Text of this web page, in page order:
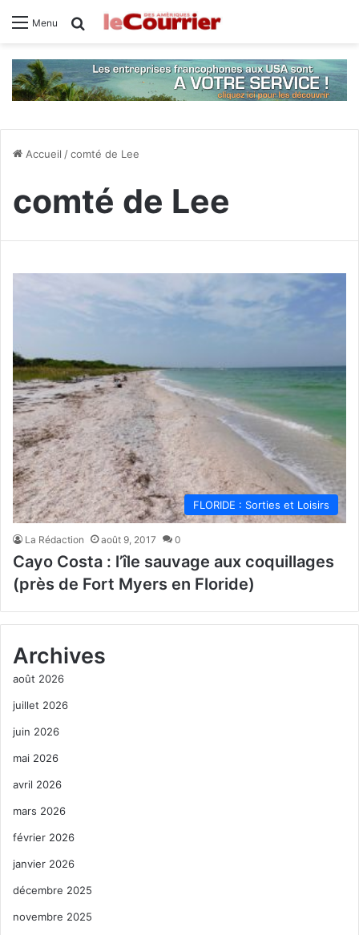
Menu Rechercher
Accueil /comté de Lee
comté de Lee
FLORIDE : Sorties et Loisirs
La Rédaction août 9, 2017 0
Cayo Costa : l’île sauvage aux coquillages
(près de Fort Myers en Floride)
Archives
août 2026
juillet 2026
juin 2026
mai 2026
avril 2026
mars 2026
février 2026
janvier 2026
décembre 2025
novembre 2025